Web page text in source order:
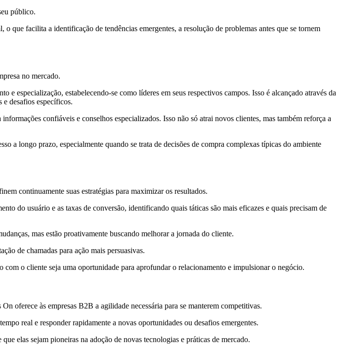
público.
que facilita a identificação de tendências emergentes, a resolução de problemas antes que se tornem
no mercado.
especialização, estabelecendo-se como líderes em seus respectivos campos. Isso é alcançado através da
desafios específicos.
confiáveis e conselhos especializados. Isso não só atrai novos clientes, mas também reforça a
a longo prazo, especialmente quando se trata de decisões de compra complexas típicas do ambiente
continuamente suas estratégias para maximizar os resultados.
do usuário e as taxas de conversão, identificando quais táticas são mais eficazes e quais precisam de
mas estão proativamente buscando melhorar a jornada do cliente.
de chamadas para ação mais persuasivas.
o cliente seja uma oportunidade para aprofundar o relacionamento e impulsionar o negócio.
oferece às empresas B2B a agilidade necessária para se manterem competitivas.
real e responder rapidamente a novas oportunidades ou desafios emergentes.
elas sejam pioneiras na adoção de novas tecnologias e práticas de mercado.